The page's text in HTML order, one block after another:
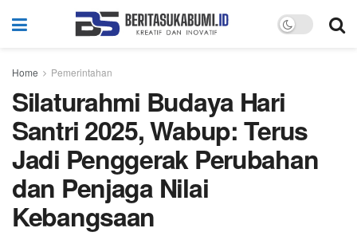
Home Pemerintahan
Silaturahmi Budaya Hari
Santri 2025, Wabup: Terus
Jadi Penggerak Perubahan
dan Penjaga Nilai
Kebangsaan